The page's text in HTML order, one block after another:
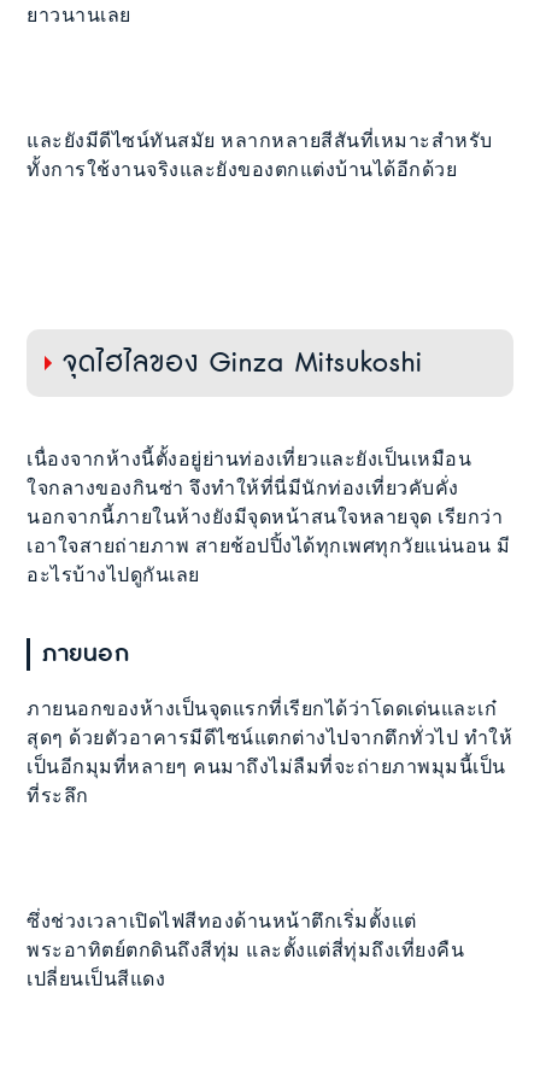
ยาวนานเลย
และยังมีดีไซน์ทันสมัย หลากหลายสีสันที่เหมาะสำหรับ
ทั้งการใช้งานจริงและยังของตกแต่งบ้านได้อีกด้วย
จุดไฮไลของ Ginza Mitsukoshi
เนื่องจากห้างนี้ตั้งอยู่ย่านท่องเที่ยวและยังเป็นเหมือน
ใจกลางของกินซ่า จึงทำให้ที่นี่มีนักท่องเที่ยวคับคั่ง
นอกจากนี้ภายในห้างยังมีจุดหน้าสนใจหลายจุด เรียกว่า
เอาใจสายถ่ายภาพ สายช้อปปิ้งได้ทุกเพศทุกวัยแน่นอน มี
อะไรบ้างไปดูกันเลย
ภายนอก
ภายนอกของห้างเป็นจุดแรกที่เรียกได้ว่าโดดเด่นและเก๋
สุดๆ ด้วยตัวอาคารมีดีไซน์แตกต่างไปจากตึกทั่วไป ทำให้
เป็นอีกมุมที่หลายๆ คนมาถึงไม่ลืมที่จะถ่ายภาพมุมนี้เป็น
ที่ระลึก
ซึ่งช่วงเวลาเปิดไฟสีทองด้านหน้าตึกเริ่มตั้งแต่
พระอาทิตย์ตกดินถึงสีทุ่ม และตั้งแต่สี่ทุ่มถึงเที่ยงคืน
เปลี่ยนเป็นสีแดง